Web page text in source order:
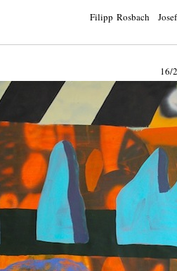
Filipp Rosbach
16/